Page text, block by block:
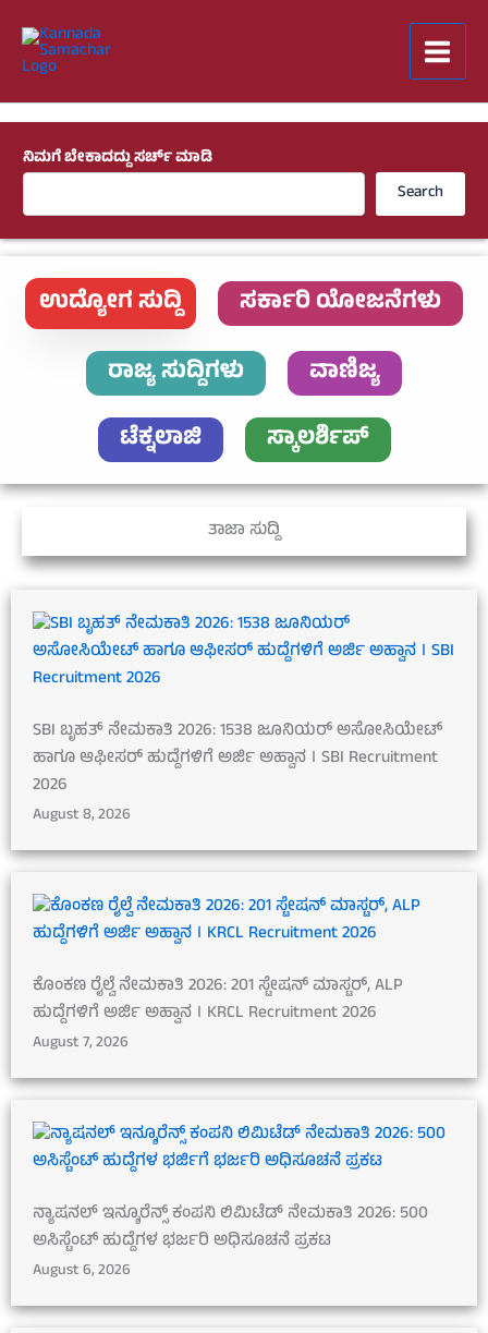
content
ನಿಮಗೆ ಬೇಕಾದದ್ದು ಸರ್ಚ್ ಮಾಡಿ
Search
ಉದ್ಯೋಗ ಸುದ್ದಿ
ಸರ್ಕಾರಿ ಯೋಜನೆಗಳು
ರಾಜ್ಯ ಸುದ್ದಿಗಳು
ವಾಣಿಜ್ಯ
ಟೆಕ್ನಲಾಜಿ
ಸ್ಕಾಲರ್ಶಿಪ್
ತಾಜಾ ಸುದ್ದಿ
SBI ಬೃಹತ್ ನೇಮಕಾತಿ 2026: 1538 ಜೂನಿಯರ್ ಅಸೋಸಿಯೇಟ್
ಹಾಗೂ ಆಫೀಸರ್ ಹುದ್ದೆಗಳಿಗೆ ಅರ್ಜಿ ಅಹ್ವಾನ । SBI Recruitment
2026
August 8, 2026
ಕೊಂಕಣ ರೈಲ್ವೆ ನೇಮಕಾತಿ 2026: 201 ಸ್ಟೇಷನ್ ಮಾಸ್ಟರ್, ALP
ಹುದ್ದೆಗಳಿಗೆ ಅರ್ಜಿ ಅಹ್ವಾನ । KRCL Recruitment 2026
August 7, 2026
ನ್ಯಾಷನಲ್ ಇನ್ಶೂರೆನ್ಸ್ ಕಂಪನಿ ಲಿಮಿಟೆಡ್ ನೇಮಕಾತಿ 2026: 500
ಅಸಿಸ್ಟೆಂಟ್ ಹುದ್ದೆಗಳ ಭರ್ಜರಿ ಅಧಿಸೂಚನೆ ಪ್ರಕಟ
August 6, 2026